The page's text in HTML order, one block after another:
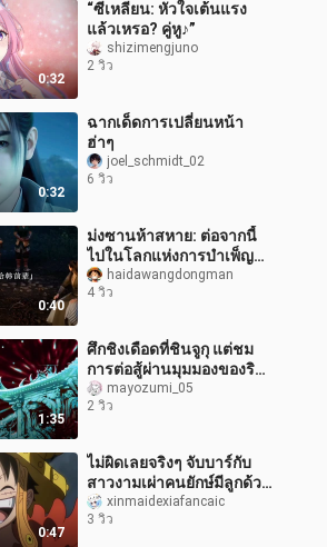
0:32
“ซีเหลียน: หัวใจเต้นแรง
แล้วเหรอ? คู่หู♪”
shizimengjuno
2 วิว
0:32
ฉากเด็ดการเปลี่ยนหน้า
ฮ่าๆ
joel_schmidt_02
6 วิว
0:40
ม่งซานห้าสหาย: ต่อจากนี้
ไปในโลกแห่งการบำเพ็ญ
เซียนอันโหดร้าย จะไม่มี
โอกาสได้พบกับรุ่นพี่ที่ดีเช่น
haidawangdongman
4 วิว
1:35
ศึกชิงเดือดที่ชินจูกุ แต่ชม
การต่อสู้ผ่านมุมมองของริ
เมะmayozumi_05
2 วิว
0:47
ไม่ผิดเลยจริงๆ จับบาร์กับ
สาวงามเผ่าคนยักษ์มีลูกด้วย
กันแล้ว
xinmaidexiafancaic
3 วิว